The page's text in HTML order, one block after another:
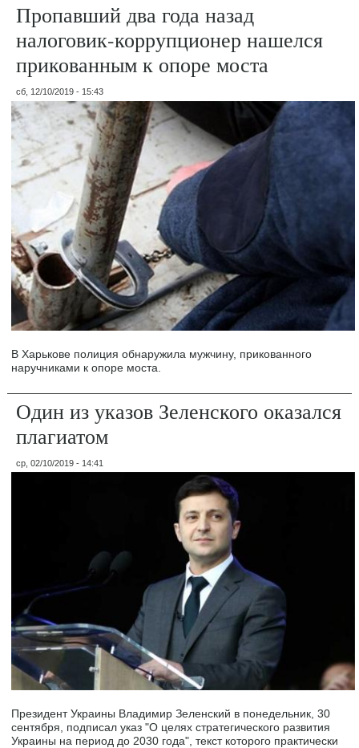
Пропавший два года назад
налоговик-коррупционер нашелся
прикованным к опоре моста
сб, 12/10/2019 - 15:43
В Харькове полиция обнаружила мужчину, прикованного
наручниками к опоре моста.
Один из указов Зеленского оказался
плагиатом
ср, 02/10/2019 - 14:41
Президент Украины Владимир Зеленский в понедельник, 30
сентября, подписал указ "О целях стратегического развития
Украины на период до 2030 года", текст которого практически